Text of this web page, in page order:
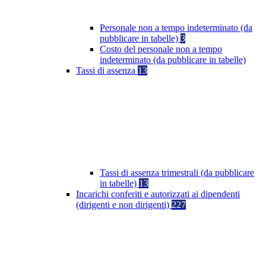
Personale non a tempo indeterminato (da
pubblicare in tabelle) 3
Costo del personale non a tempo
indeterminato (da pubblicare in tabelle)
Tassi di assenza 13
Tassi di assenza trimestrali (da pubblicare
in tabelle) 13
Incarichi conferiti e autorizzati ai dipendenti
(dirigenti e non dirigenti) 227